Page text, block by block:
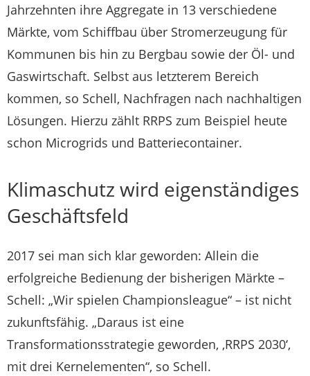
Jahrzehnten ihre Aggregate in 13 verschiedene
Märkte, vom Schiffbau über Stromerzeugung für
Kommunen bis hin zu Bergbau sowie der Öl- und
Gaswirtschaft. Selbst aus letzterem Bereich
kommen, so Schell, Nachfragen nach nachhaltigen
Lösungen. Hierzu zählt RRPS zum Beispiel heute
schon Microgrids und Batteriecontainer.
Klimaschutz wird eigenständiges
Geschäftsfeld
2017 sei man sich klar geworden: Allein die
erfolgreiche Bedienung der bisherigen Märkte –
Schell: „Wir spielen Championsleague“ – ist nicht
zukunftsfähig. „Daraus ist eine
Transformationsstrategie geworden, ,RRPS 2030‘,
mit drei Kernelementen“, so Schell.